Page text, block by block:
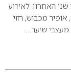
האחרון. לאירוע
אופיר מכבוש, חזי
מעצבי שיער…